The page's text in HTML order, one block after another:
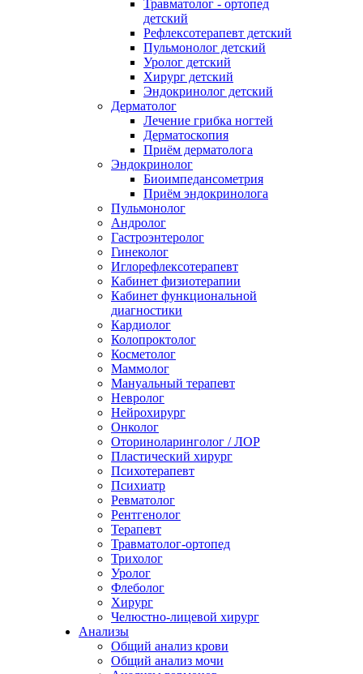
Травматолог - ортопед
детский
Рефлексотерапевт детский
Пульмонолог детский
Уролог детский
Хирург детский
Эндокринолог детский
Дерматолог
Лечение грибка ногтей
Дерматоскопия
Приём дерматолога
Эндокринолог
Биоимпедансометрия
Приём эндокринолога
Пульмонолог
Андролог
Гастроэнтеролог
Гинеколог
Иглорефлексотерапевт
Кабинет физиотерапии
Кабинет функциональной
диагностики
Кардиолог
Колопроктолог
Косметолог
Маммолог
Мануальный терапевт
Невролог
Нейрохирург
Онколог
Оториноларинголог / ЛОР
Пластический хирург
Психотерапевт
Психиатр
Ревматолог
Рентгенолог
Терапевт
Травматолог-ортопед
Трихолог
Уролог
Флеболог
Хирург
Челюстно-лицевой хирург
Анализы
Общий анализ крови
Общий анализ мочи